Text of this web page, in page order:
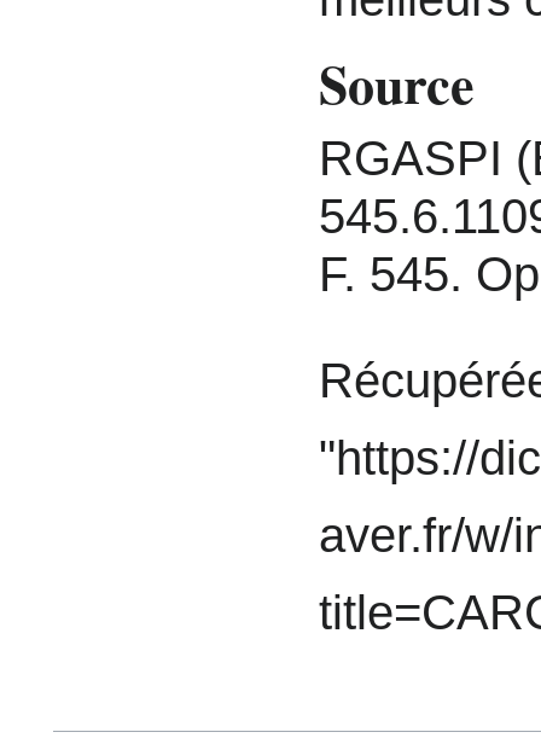
Source
RGASPI
F. 545.
"https://
aver.fr/w/